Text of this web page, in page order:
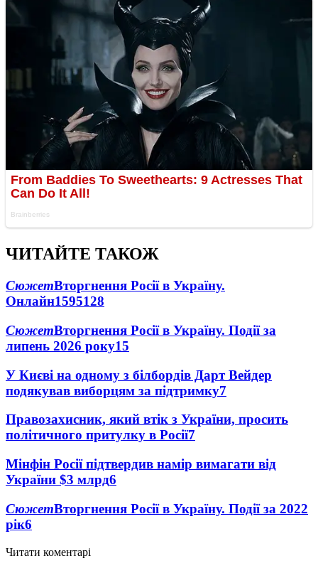
ЧИТАЙТЕ ТАКОЖ
СюжетВторгнення Росії в Україну.
Онлайн1595128
СюжетВторгнення Росії в Україну. Події за
липень 2026 року15
У Києві на одному з білбордів Дарт Вейдер
подякував виборцям за підтримку7
Правозахисник, який втік з України, просить
політичного притулку в Росії7
Мінфін Росії підтвердив намір вимагати від
України $3 млрд6
СюжетВторгнення Росії в Україну. Події за 2022
рік6
Читати коментарі